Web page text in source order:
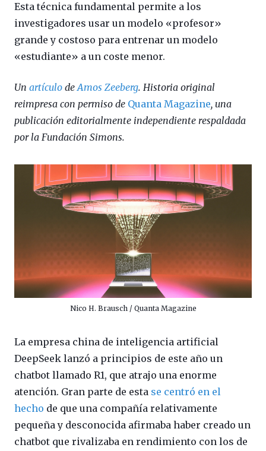
Esta técnica fundamental permite a los
investigadores usar un modelo «profesor»
grande y costoso para entrenar un modelo
«estudiante» a un coste menor.
Un artículo deAmos Zeeberg. Historia original
reimpresa con permiso de Quanta Magazine, una
publicación editorialmente independiente respaldada
por la Fundación Simons.
Nico H. Brausch / Quanta Magazine
La empresa china de inteligencia artificial
DeepSeek lanzó a principios de este año un
chatbot llamado R1, que atrajo una enorme
atención. Gran parte de esta se centró en el
hecho de que una compañía relativamente
pequeña y desconocida afirmaba haber creado un
chatbot que rivalizaba en rendimiento con los de